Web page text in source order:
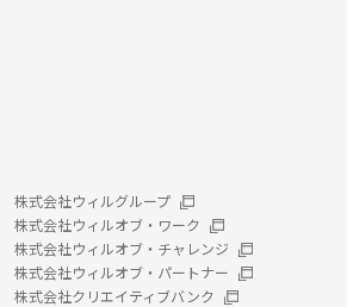
株式会社ウィルグループ
株式会社ウィルオブ・ワーク
株式会社ウィルオブ・チャレンジ
株式会社ウィルオブ・パートナー
株式会社クリエイティブバンク